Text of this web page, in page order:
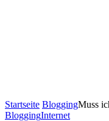
Startseite BloggingMuss
BloggingInternet